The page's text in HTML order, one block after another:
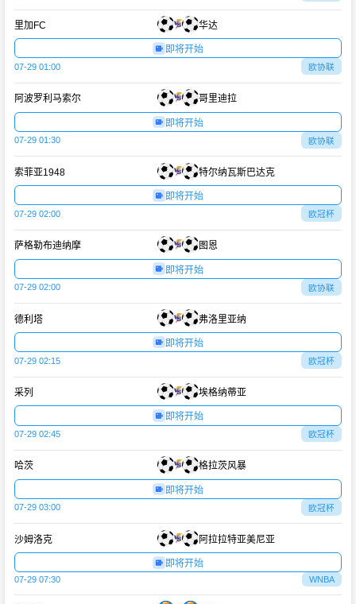
里加FC 华达
即将开始
07-29 01:00 欧协联
阿波罗利马索尔 哥里迪拉
即将开始
07-29 01:30 欧协联
索菲亚1948 特尔纳瓦斯巴达克
即将开始
07-29 02:00 欧冠杯
萨格勒布迪纳摩 图恩
即将开始
07-29 02:00 欧协联
德利塔 弗洛里亚纳
即将开始
07-29 02:15 欧冠杯
采列 埃格纳蒂亚
即将开始
07-29 02:45 欧冠杯
哈茨 格拉茨风暴
即将开始
07-29 03:00 欧冠杯
沙姆洛克 阿拉拉特亚美尼亚
即将开始
07-29 07:30 WNBA